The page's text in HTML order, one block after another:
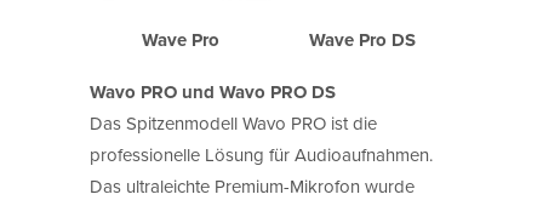
Wave Pro
Wave Pro DS
Wavo PRO und Wavo PRO DS
Das Spitzenmodell Wavo PRO ist die
professionelle Lösung für Audioaufnahmen.
Das ultraleichte Premium-Mikrofon wurde